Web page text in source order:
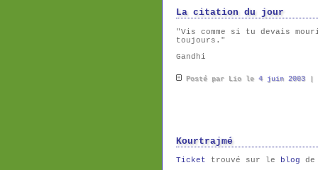
La citation du jour
"Vis comme si tu devais
toujours."
Gandhi
Posté par Lio le 4 juin 2003|
Kourtrajmé
Ticket trouvé sur le blog